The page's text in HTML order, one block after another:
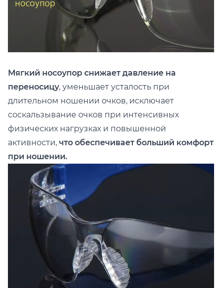
Мягкий носоупор снижает давление на
переносицу, уменьшает усталость при
длительном ношении очков, исключает
соскальзывание очков при интенсивных
физических нагрузках и повышенной
активности, что обеспечивает больший комфорт
при ношении.